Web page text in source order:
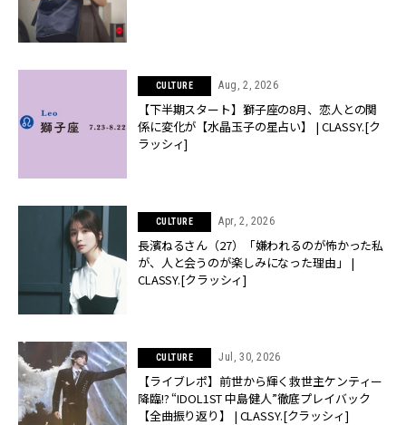
CULTURE Aug, 2, 2026
【下半期スタート】獅子座の8月、恋人との関
係に変化が【水晶玉子の星占い】 | CLASSY.[ク
ラッシィ]
CULTURE Apr, 2, 2026
長濱ねるさん（27）「嫌われるのが怖かった私
が、人と会うのが楽しみになった理由」 |
CLASSY.[クラッシィ]
CULTURE Jul, 30, 2026
【ライブレポ】前世から輝く救世主ケンティー
降臨!? “IDOL1ST 中島健人”徹底プレイバック
【全曲振り返り】 | CLASSY.[クラッシィ]